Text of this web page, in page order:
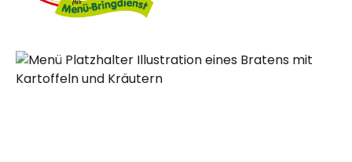
Bildergalerie überspringen